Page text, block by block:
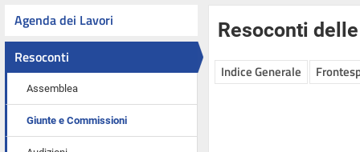
Agenda dei Lavori
Resoconti
Assemblea
Giunte e Commissioni
Resoconti
Indice Generale